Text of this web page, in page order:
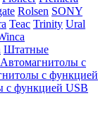
Rolsen SONY
Teac Trinity Ural
Штатные
Автомагнитолы с
с функцией
с функцией USB